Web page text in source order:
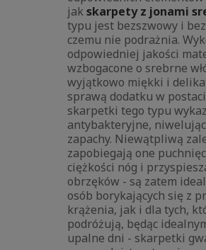
jakskarpety z jonami
typu jest bezszwowy i
czemu nie podrażnia.
odpowiedniej jakości
wzbogacone o srebrne
wyjątkowo miękki i
sprawą dodatku w
skarpetki tego typu
antybakteryjne,
zapachy. Niewątpliwą
zapobiegają one
ciężkości nóg i
obrzęków - są zatem
osób borykających się z
krążenia, jak i dla tych,
podróżują, będąc
upalne dni - skarpetki